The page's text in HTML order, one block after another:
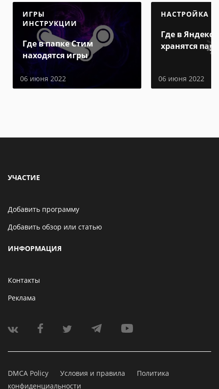
ИГРЫ
ИНСТРУКЦИИ
Где в папке Стим
находятся игры
06 июня 2022
НАСТРОЙКА
Где в Яндекс
хранятся
06 июня 2022
УЧАСТИЕ
Добавить программу
Добавить обзор или статью
ИНФОРМАЦИЯ
Контакты
Реклама
DMCA Policy Условия и правила
Политика
конфиденциальности